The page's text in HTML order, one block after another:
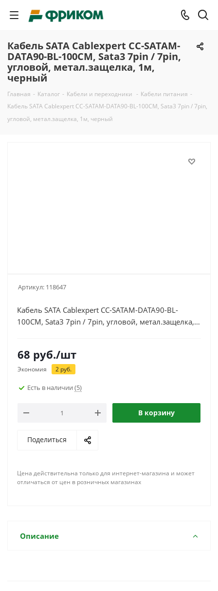
Кабель SATA Cablexpert CC-SATAM-
DATA90-BL-100CM, Sata3 7pin / 7pin,
угловой, метал.защелка, 1м,
черный
Главная - Каталог - Кабели и переходники - Кабели питания -
Кабель SATA Cablexpert CC-SATAM-DATA90-BL-100CM, Sata3 7pin / 7pin,
угловой, метал.защелка, 1м, черный
Артикул: 118647
Кабель SATA Cablexpert CC-SATAM-DATA90-BL-
100CM, Sata3 7pin / 7pin, угловой, метал.защелка,
68 руб./шт
Экономия 2 руб.
Есть в наличии (5)
В корзину
Поделиться
Цена действительна только для интернет-магазина и может
отличаться от цен в розничных магазинах
Описание